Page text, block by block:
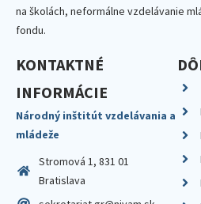
na školách, neformálne vzdelávanie
fondu.
KONTAKTNÉ
INFORMÁCIE
Národný inštitút vzdelávania a
mládeže
Stromová 1, 831 01
Bratislava